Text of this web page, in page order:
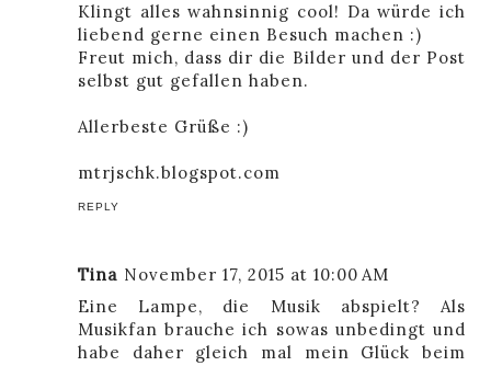
Klingt alles wahnsinnig cool! Da würde ich
liebend gerne einen Besuch machen :)
Freut mich, dass dir die Bilder und der Post
selbst gut gefallen haben.
Allerbeste Grüße :)
mtrjschk.blogspot.com
REPLY
Tina November 17, 2015 at 10:00 AM
Eine Lampe, die Musik abspielt? Als
Musikfan brauche ich sowas unbedingt und
habe daher gleich mal mein Glück beim